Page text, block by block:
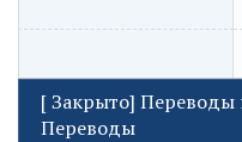
[Закрыто] Переводы
Переводы